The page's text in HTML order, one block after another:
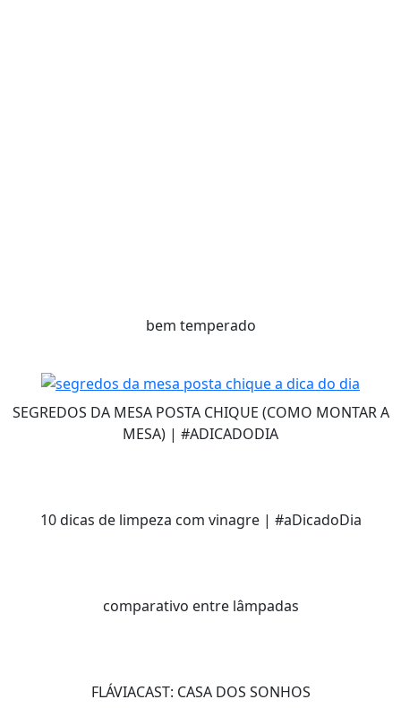
bem temperado
SEGREDOS DA MESA POSTA CHIQUE (COMO MONTAR A
MESA) | #ADICADODIA
10 dicas de limpeza com vinagre | #aDicadoDia
comparativo entre lâmpadas
FLÁVIACAST: CASA DOS SONHOS